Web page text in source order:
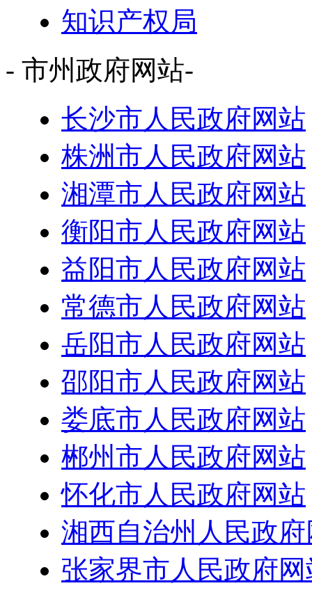
知识产权局
- 市州政府网站-
长沙市人民政府网站
株洲市人民政府网站
湘潭市人民政府网站
衡阳市人民政府网站
益阳市人民政府网站
常德市人民政府网站
岳阳市人民政府网站
邵阳市人民政府网站
娄底市人民政府网站
郴州市人民政府网站
怀化市人民政府网站
湘西自治州人民政
张家界市人民政府网